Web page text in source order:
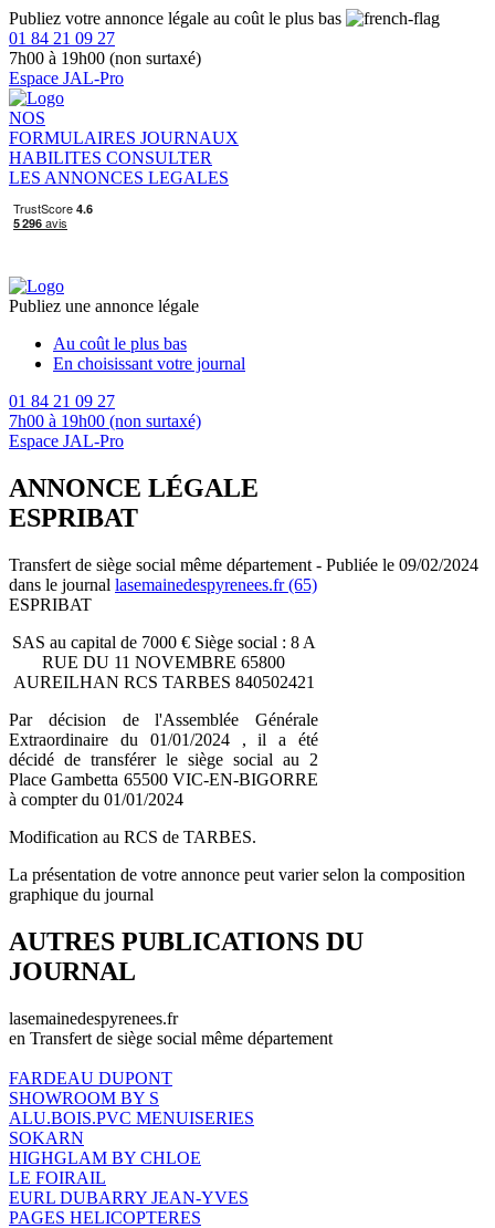
Publiez votre annonce légale au coût le plus bas
01 84 21 09 27
7h00 à 19h00 (non surtaxé)
Espace JAL-Pro
NOS
FORMULAIRES JOURNAUX
HABILITES CONSULTER
LES ANNONCES LEGALES
Publiez une annonce légale
Au coût le plus bas
En choisissant votre journal
01 84 21 09 27
7h00 à 19h00 (non surtaxé)
Espace JAL-Pro
ANNONCE LÉGALE
ESPRIBAT
Transfert de siège social même département - Publiée le 09/02/2024
dans le journal lasemainedespyrenees.fr (65)
ESPRIBAT
SAS au capital de 7000 € Siège social : 8 A
RUE DU 11 NOVEMBRE 65800
AUREILHAN RCS TARBES 840502421
Par décision de l'Assemblée Générale
Extraordinaire du 01/01/2024 , il a été
décidé de transférer le siège social au 2
Place Gambetta 65500 VIC-EN-BIGORRE
à compter du 01/01/2024
Modification au RCS de TARBES.
La présentation de votre annonce peut varier selon la composition
graphique du journal
AUTRES PUBLICATIONS DU
JOURNAL
lasemainedespyrenees.fr
en Transfert de siège social même département
FARDEAU DUPONT
SHOWROOM BY S
ALU.BOIS.PVC MENUISERIES
SOKARN
HIGHGLAM BY CHLOE
LE FOIRAIL
EURL DUBARRY JEAN-YVES
PAGES HELICOPTERES